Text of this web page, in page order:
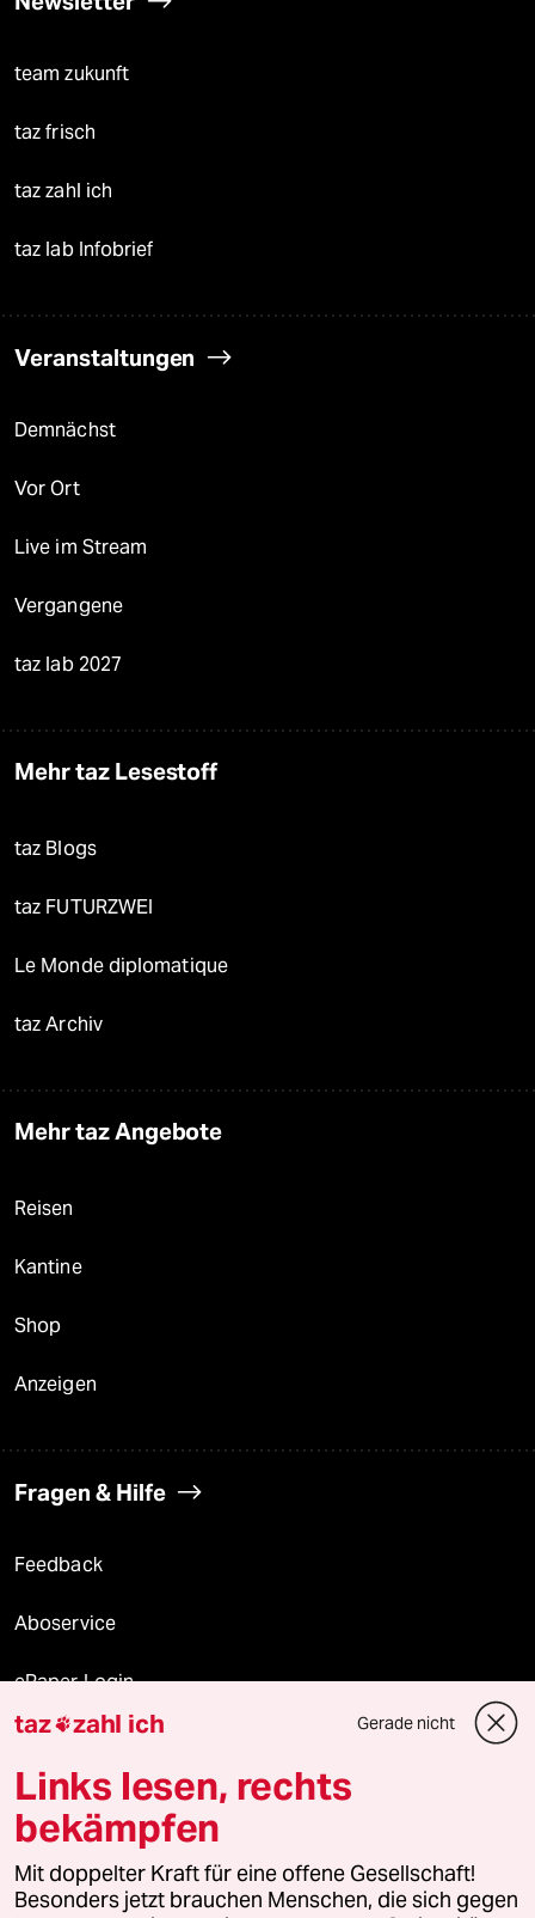
team zukunft
taz frisch
taz zahl ich
taz lab Infobrief
Veranstaltungen
Demnächst
Vor Ort
Live im Stream
Vergangene
taz lab 2027
Mehr taz Lesestoff
taz Blogs
taz FUTURZWEI
Le Monde diplomatique
taz Archiv
Mehr taz Angebote
Reisen
Kantine
Shop
Anzeigen
Fragen & Hilfe
Feedback
Aboservice
ePaper Login
Downloads für Abonnierende
© 2026 taz Verlags und Vertriebs GmbH
Alle Rechte vorbehalten. Bei rechtlichen Fragen oder für Genehmigungen
wenden Sie sich bitte an
lizenzen@taz.de
taz zahl ich Gerade nicht
Links lesen, rechts
bekämpfen
Mit doppelter Kraft für eine offene Gesellschaft!
Besonders jetzt brauchen Menschen, die sich gegen